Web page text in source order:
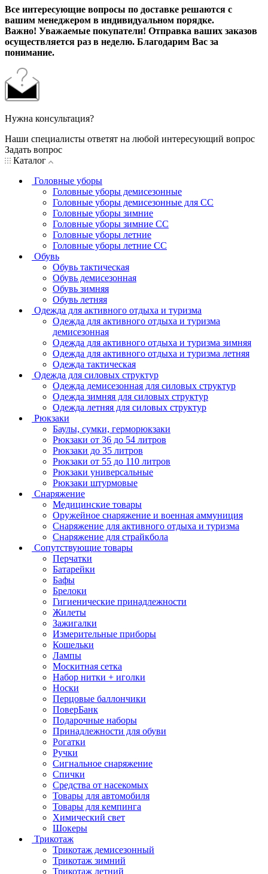
Все интересующие вопросы по доставке решаются с
вашим менеджером в индивидуальном порядке.
Важно! Уважаемые покупатели! Отправка ваших заказов
осуществляется раз в неделю. Благодарим Вас за
понимание.
Нужна консультация?
Наши специалисты ответят на любой интересующий вопрос
Задать вопрос
Каталог
Головные уборы
Головные уборы демисезонные
Головные уборы демисезонные для СС
Головные уборы зимние
Головные уборы зимние СС
Головные уборы летние
Головные уборы летние СС
Обувь
Обувь тактическая
Обувь демисезонная
Обувь зимняя
Обувь летняя
Одежда для активного отдыха и туризма
Одежда для активного отдыха и туризма
демисезонная
Одежда для активного отдыха и туризма зимняя
Одежда для активного отдыха и туризма летняя
Одежда тактическая
Одежда для силовых структур
Одежда демисезонная для силовых структур
Одежда зимняя для силовых структур
Одежда летняя для силовых структур
Рюкзаки
Баулы, сумки, герморюкзаки
Рюкзаки от 36 до 54 литров
Рюкзаки до 35 литров
Рюкзаки от 55 до 110 литров
Рюкзаки универсальные
Рюкзаки штурмовые
Снаряжение
Медицинские товары
Оружейное снаряжение и военная аммуниция
Снаряжение для активного отдыха и туризма
Снаряжение для страйкбола
Сопутствующие товары
Перчатки
Батарейки
Бафы
Брелоки
Гигиенические принадлежности
Жилеты
Зажигалки
Измерительные приборы
Кошельки
Лампы
Москитная сетка
Набор нитки + иголки
Носки
Перцовые баллончики
ПоверБанк
Подарочные наборы
Принадлежности для обуви
Рогатки
Ручки
Сигнальное снаряжение
Спички
Средства от насекомых
Товары для автомобиля
Товары для кемпинга
Химический свет
Шокеры
Трикотаж
Трикотаж демисезонный
Трикотаж зимний
Трикотаж летний